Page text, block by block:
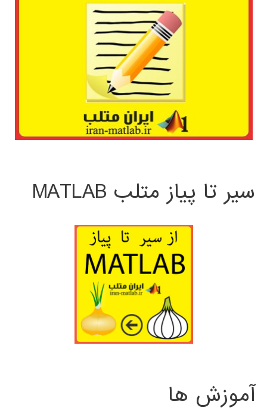
سیر تا پیاز متلب MATLAB
آموزش ها